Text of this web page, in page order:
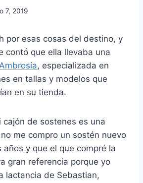
7, 2019
por esas cosas del destino, y
contó que ella llevaba una
, especializada en
en tallas y modelos que
en su tienda.
cajón de sostenes es una
me compro un sostén nuevo
años y que el que compré la
gran referencia porque yo
lactancia de Sebastian,